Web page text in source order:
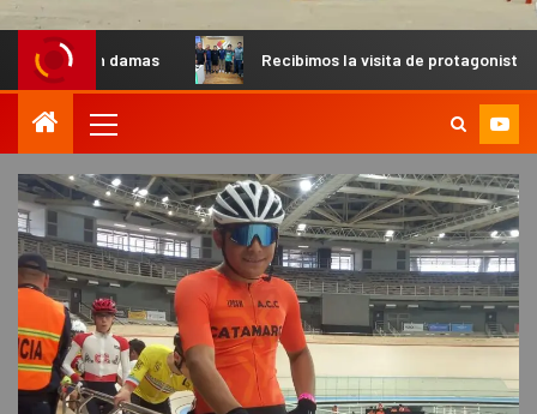
Recibimos la visita de protagonistas del MX para